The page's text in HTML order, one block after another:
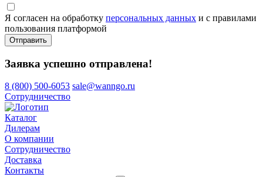
Я согласен на обработку персональных данных и с правилами
пользования платформой
Отправить
Заявка успешно отправлена!
8 (800) 500-6053 sale@wanngo.ru
Сотрудничество
Каталог
Дилерам
О компании
Сотрудничество
Доставка
Контакты